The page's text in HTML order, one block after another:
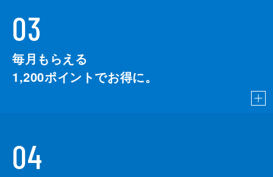
03
毎月もらえる
1,200ポイントでお得に。
04